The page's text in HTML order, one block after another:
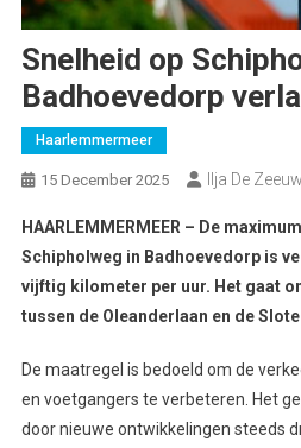
Snelheid op
Badhoevedorp
Haarlemmermeer
15 December 2025 Ilja De Zeeuw
HAARLEMMERMEER – De
Schipholweg in Badhoevedorp is
vijftig kilometer per uur. Het gaat
tussen de Oleanderlaan en de
De maatregel is bedoeld om de
en voetgangers te verbeteren. Het
door nieuwe ontwikkelingen steeds